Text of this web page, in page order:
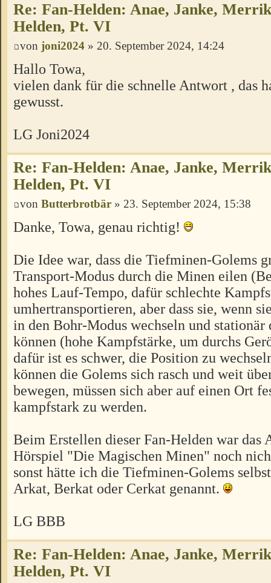
Re: Fan-Helden: Anae, Janke,
Helden, Pt. VI
von joni2024 » 20. September 2024, 14:24
Hallo Towa,
vielen dank für die schnelle Antwort , das
gewusst.
LG Joni2024
Re: Fan-Helden: Anae, Janke,
Helden, Pt. VI
von Butterbrotbär » 23. September 2024, 15:38
Danke, Towa, genau richtig!
Die Idee war, dass die Tiefminen-Golems
Transport-Modus durch die Minen eilen
hohes Lauf-Tempo, dafür schlechte
umhertransportieren, aber dass sie, wenn
in den Bohr-Modus wechseln und stationär
können (hohe Kampfstärke, um durchs
dafür ist es schwer, die Position zu
können die Golems sich rasch und weit
bewegen, müssen sich aber auf einen Ort
kampfstark zu werden.
Beim Erstellen dieser Fan-Helden war das
Hörspiel "Die Magischen Minen" noch
sonst hätte ich die Tiefminen-Golems
Arkat, Berkat oder Cerkat genannt.
LG BBB
Re: Fan-Helden: Anae, Janke,
Helden, Pt. VI